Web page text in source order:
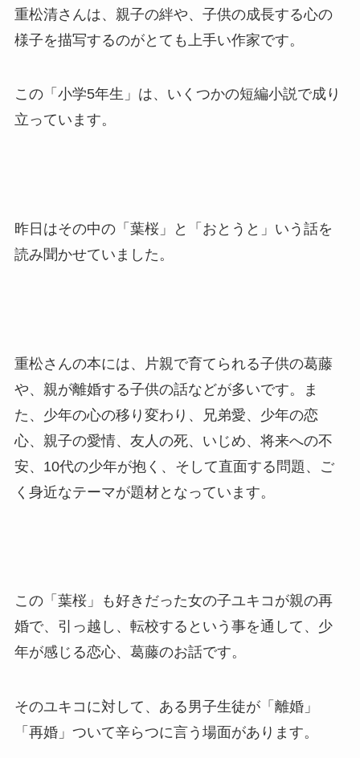
重松清さんは、親子の絆や、子供の成長する心の
様子を描写するのがとても上手い作家です。
この「小学5年生」は、いくつかの短編小説で成り
立っています。
昨日はその中の「葉桜」と「おとうと」いう話を
読み聞かせていました。
重松さんの本には、片親で育てられる子供の葛藤
や、親が離婚する子供の話などが多いです。ま
た、少年の心の移り変わり、兄弟愛、少年の恋
心、親子の愛情、友人の死、いじめ、将来への不
安、10代の少年が抱く、そして直面する問題、ご
く身近なテーマが題材となっています。
この「葉桜」も好きだった女の子ユキコが親の再
婚で、引っ越し、転校するという事を通して、少
年が感じる恋心、葛藤のお話です。
そのユキコに対して、ある男子生徒が「離婚」
「再婚」ついて辛らつに言う場面があります。